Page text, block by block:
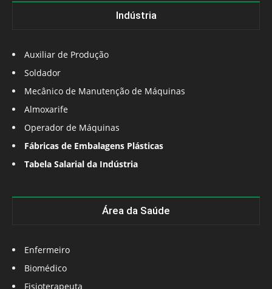
Indústria
Auxiliar de Produção
Soldador
Mecânico de Manutenção de Máquinas
Almoxarife
Operador de Máquinas
Fábricas de Embalagens Plásticas
Tabela Salarial da Indústria
Área da Saúde
Enfermeiro
Biomédico
Fisioterapeuta